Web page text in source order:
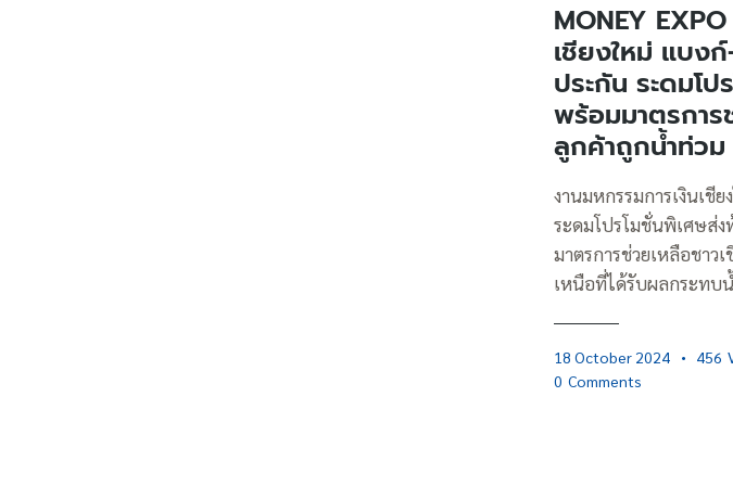
MONEY
เชียงใหม่ แบง
ประกัน ระดมโป
พร้อมมาตรการ
ลูกค้าถูกน้ำท่วม
งานมหกรรมการเงินเชีย
ระดมโปรโมชั่นพิเศษส่
มาตรการช่วยเหลือชาว
เหนือที่ได้รับผลกระทบ
18 October 2024 456
0 Comments